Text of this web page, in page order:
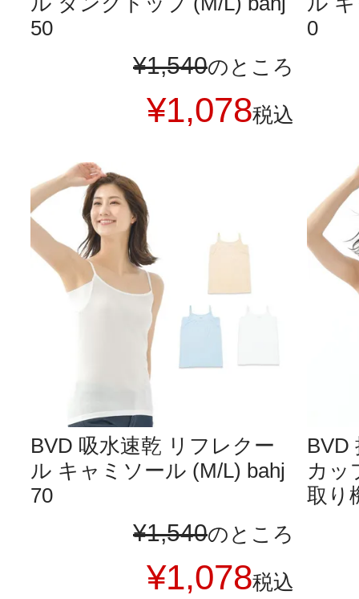
50
¥1,540のところ
¥1,078税込
0
BVD 吸水速乾 リフレクー
ル キャミソール (M/L) bahj
70
¥1,540のところ
¥1,078税込
BVD
カッ
取り